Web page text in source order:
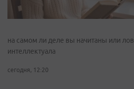
на самом ли деле вы начитаны или
интеллектуала
сегодня, 12:20